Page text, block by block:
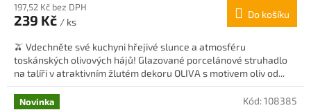
197,52 Kč bez DPH
239 Kč / ks
Do košíku
🫒 Vdechněte své kuchyni hřejivé slunce a atmosféru
toskánských olivových hájů! Glazované porcelánové struhadlo
na talíři v atraktivním žlutém dekoru OLIVA s motivem oliv od...
Novinka Kód:108385